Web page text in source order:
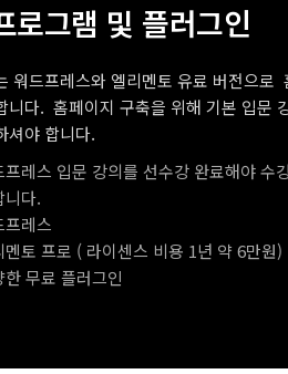
로그램 및 플러그인
워드프레스와 엘리멘토 유료 버전으로
니다. 홈페이지 구축을 위해 기본 입문
셔야 합니다.
프레스 입문 강의를 선수강 완료해야 수
니다.
프레스
멘토 프로 ( 라이센스 비용 1년 약 6만원)
한 무료 플러그인